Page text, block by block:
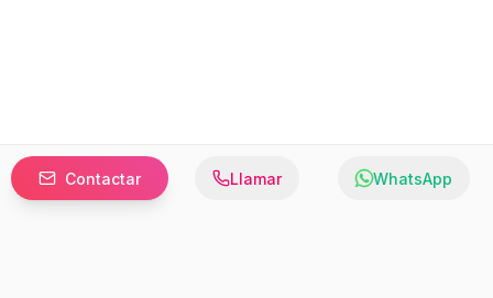
Contactar Llamar WhatsApp